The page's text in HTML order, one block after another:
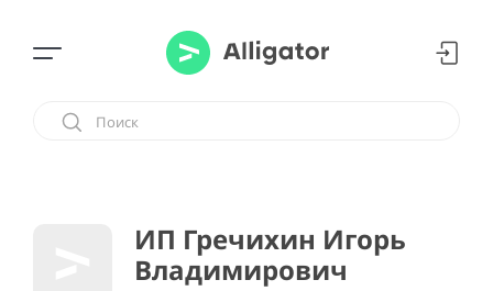
ИП Гречихин Игорь
Владимирович